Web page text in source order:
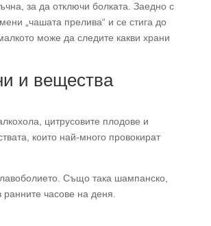
за да отключи болката. Заедно с
„чашата прелива“ и се стига до
може да следите какви храни
и вещества
цитрусовите плодове и
които най-много провокират
Също така шампанско,
часове на деня.